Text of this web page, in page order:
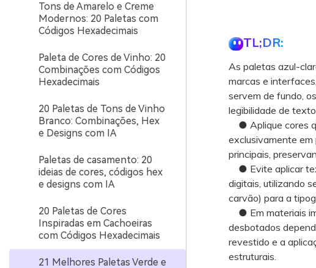
Tons de Amarelo e Creme
Modernos: 20 Paletas com
Códigos Hexadecimais
Paleta de Cores de Vinho: 20
Combinações com Códigos
Hexadecimais
20 Paletas de Tons de Vinho
Branco: Combinações, Hex
e Designs com IA
Paletas de casamento: 20
ideias de cores, códigos hex
e designs com IA
20 Paletas de Cores
Inspiradas em Cachoeiras
com Códigos Hexadecimais
21 Melhores Paletas Verde e
TL;DR:
As paletas azul-
marcas e
servem de fundo,
legibilidade de
● Aplique cores
exclusivamente em
principais,
● Evite aplicar
digitais, utilizando
carvão) para a
● Em materiais
desbotados
revestido e a
estruturais.